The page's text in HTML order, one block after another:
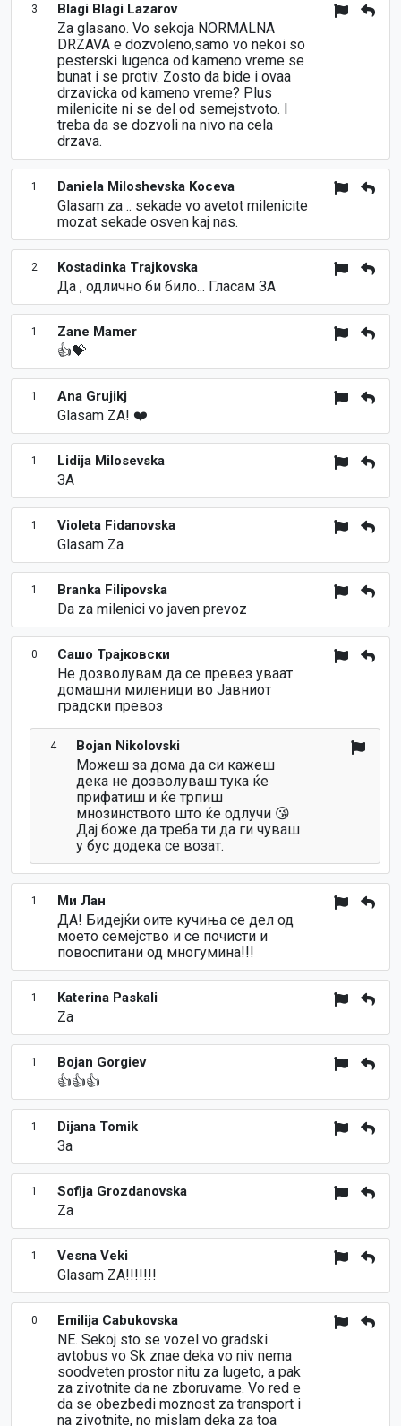
3 Blagi Blagi Lazarov
Za glasano. Vo sekoja NORMALNA
DRZAVA e dozvoleno,samo vo nekoi so
pesterski lugenca od kameno vreme se
bunat i se protiv. Zosto da bide i ovaa
drzavicka od kameno vreme? Plus
milenicite ni se del od semejstvoto. I
treba da se dozvoli na nivo na cela
drzava.
1 Daniela Miloshevska Koceva
Glasam za .. sekade vo avetot milenicite
mozat sekade osven kaj nas.
2 Kostadinka Trajkovska
Да , одлично би било... Гласам ЗА
1 Zane Mamer
👍💝
1 Ana Grujikj
Glasam ZA! ❤️
1 Lidija Milosevska
ЗА
1 Violeta Fidanovska
Glasam Za
1 Branka Filipovska
Da za milenici vo javen prevoz
0 Сашо Трајковски
Не дозволувам да се превез уваат
домашни миленици во Јавниот
градски превоз
4 Bojan Nikolovski
Можеш за дома да си кажеш
дека не дозволуваш тука ќе
прифатиш и ќе трпиш
мнозинството што ќе одлучи 😘
Дај боже да треба ти да ги чуваш
у бус додека се возат.
1 Ми Лан
ДА! Бидејќи оите кучиња се дел од
моето семејство и се почисти и
повоспитани од многумина!!!
1 Katerina Paskali
Za
1 Bojan Gorgiev
👍👍👍
1 Dijana Tomik
За
1 Sofija Grozdanovska
Za
1 Vesna Veki
Glasam ZA!!!!!!!
0 Emilija Cabukovska
NE. Sekoj sto se vozel vo gradski
avtobus vo Sk znae deka vo niv nema
soodveten prostor nitu za lugeto, a pak
za zivotnite da ne zboruvame. Vo red e
da se obezbedi moznost za transport i
na zivotnite, no mislam deka za toa